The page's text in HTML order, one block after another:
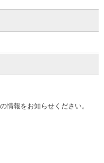
情報をお知らせください。